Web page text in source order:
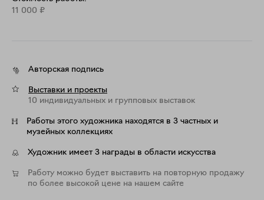
11 000 ₽
Авторская подпись
Выставки и проекты
10 индивидуальных и групповых выставок
Работы этого художника находятся в 3 частных и
музейных коллекциях
Художник имеет 3 награды в области искусства
Работу можно будет выставить на повторную продажу
по более высокой цене на нашем сайте